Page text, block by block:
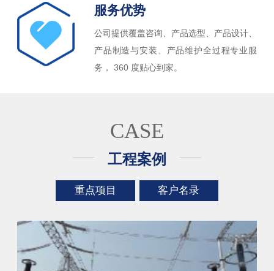
服务优势
公司提供覆盖咨询、产品选型、产品设计、
产品制造与安装、产品维护全过程专业服
务， 360 度贴心到家。
CASE
工程案例
重点项目 客户名录